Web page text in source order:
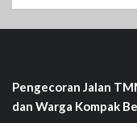
Pengecoran Jalan
dan Warga Kompak